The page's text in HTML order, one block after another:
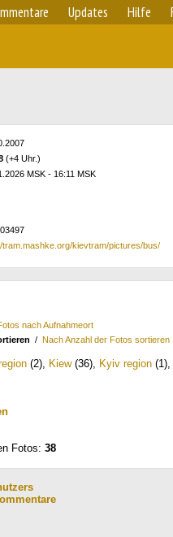
Updates Hilfe
(+4 Uhr.)
MSK - 16:11 MSK
tram.mashke.org/kievtram/pictures/bus/
nach Aufnahmeort
/ Nach Anzahl der Fotos sortieren
(2), Kiew(36), Kyiv region (1),
Fotos: 38